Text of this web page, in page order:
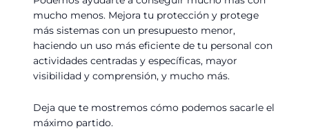
mucho menos. Mejora tu protección y protege
más sistemas con un presupuesto menor,
haciendo un uso más eficiente de tu personal con
actividades centradas y específicas, mayor
visibilidad y comprensión, y mucho más.
Deja que te mostremos cómo podemos sacarle el
máximo partido.